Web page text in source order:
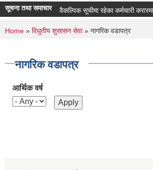
सूचना तथा समाचारवैकल्पिक सूचीमा रहेका कर्मचारी करारमा
You are here
Home » विधुतीय शुसासन सेवा» नागरिक वडापत्र
नागरिक वडापत्र
आर्थिक वर्ष